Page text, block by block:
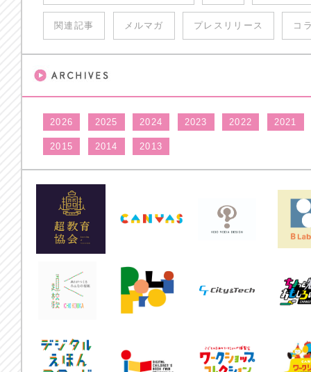
関連記事 メルマガ プレスリリース コ
2026 2025 2024 2023 2022 2021
2015 2014 2013